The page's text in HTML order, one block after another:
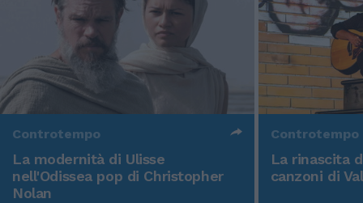
Controtempo
La modernità di Ulisse
nell'Odissea pop di Christopher
Nolan
Controtempo
La rinascita
canzoni di